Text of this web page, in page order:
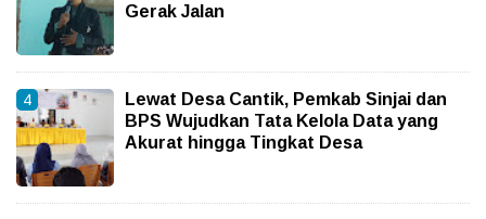
Gerak Jalan
Lewat Desa Cantik, Pemkab Sinjai dan
BPS Wujudkan Tata Kelola Data yang
Akurat hingga Tingkat Desa